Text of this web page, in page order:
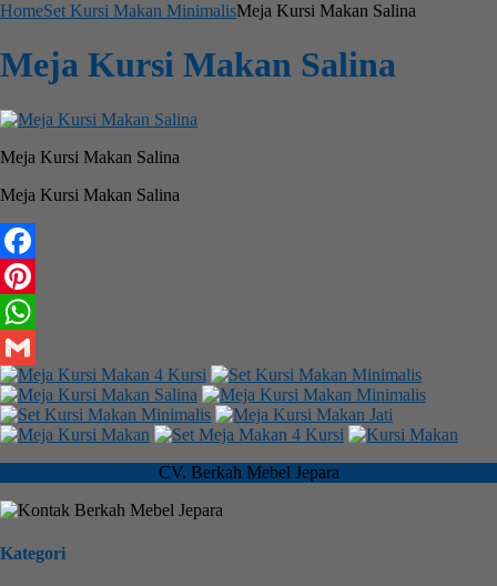
HomeSet Kursi Makan MinimalisMeja Kursi Makan Salina
Meja Kursi Makan Salina
Meja Kursi Makan Salina
Meja Kursi Makan Salina
Facebook
Pinterest
WhatsApp
Gmail
CV. Berkah Mebel Jepara
Kategori